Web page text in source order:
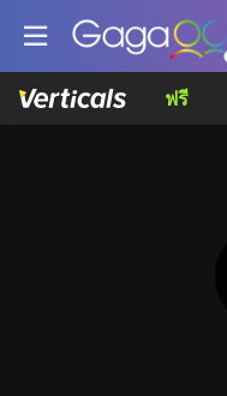
ฟรี